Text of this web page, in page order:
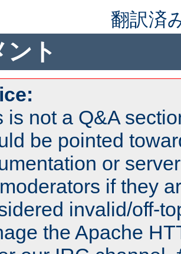
翻訳済
ント
is not a Q&A
be pointed
or
if they
invalid/off-
the Apache